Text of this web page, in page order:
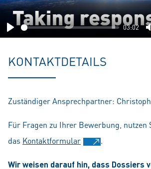
Play
03:02
KONTAKTDETAILS
Zuständiger Ansprechpartner:
Für Fragen zu Ihrer Bewerbung, nutzen
das Kontaktformular .
Wir weisen darauf hin, dass Dossiers